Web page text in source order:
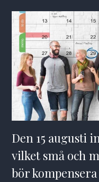
Den 15 augusti
vilket små och
bör